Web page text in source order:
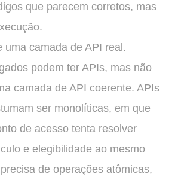
que parecem corretos, mas
uma camada de API real.
podem ter APIs, mas não
camada de API coerente. APIs
ser monolíticas, em que
de acesso tenta resolver
e elegibilidade ao mesmo
de operações atômicas,